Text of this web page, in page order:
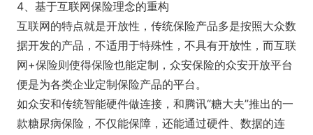
4、基于互联网保险理念的重构
互联网的特点就是开放性，传统保险产品多是按照大众数
据开发的产品，不适用于特殊性，不具有开放性，而互联
网+保险则使得保险也能定制，众安保险的众安开放平台
便是为各类企业定制保险产品的平台。
如众安和传统智能硬件做连接，和腾讯“糖大夫”推出的一
款糖尿病保险，不仅能保障，还能通过硬件、数据的连